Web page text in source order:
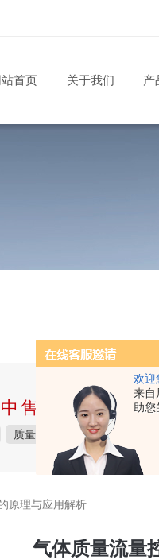
欢迎
来自
助您
首页 关于我们 产
售后完整的服务
质量保障 价格实惠
原理与应用解析
气体质量流量